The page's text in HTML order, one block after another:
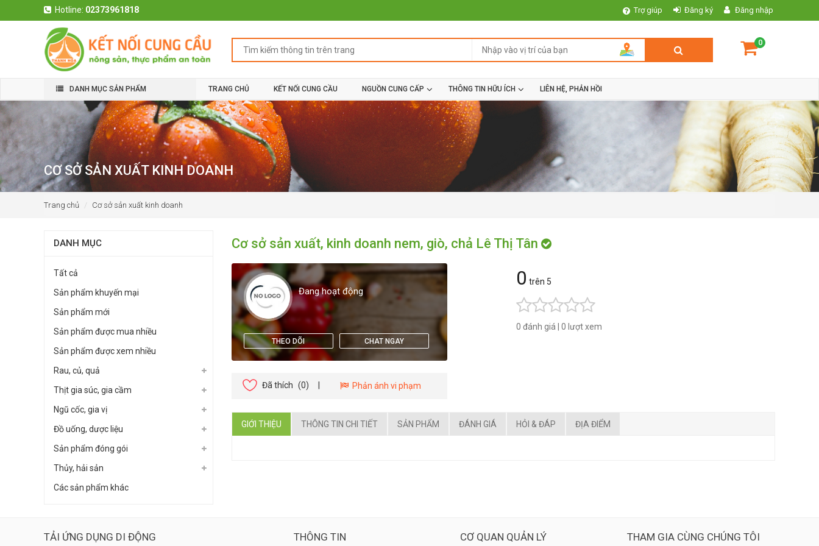
Hotline: 02373961818 Trợ giúp Đăng ký Đăng nhập
0
DANH MỤC SẢN PHẨM TRANG CHỦ KẾT NỐI CUNG CẦU NGUỒN CUNG CẤP THÔNG TIN HỮU ÍCH LIÊN HỆ, PHẢN HỒI
CƠ SỞ SẢN XUẤT KINH DOANH
Trang chủ Cơ sở sản xuất kinh doanh
DANH MỤC
Tất cả
Sản phẩm khuyến mại
Sản phẩm mới
Sản phẩm được mua nhiều
Sản phẩm được xem nhiều
Rau, củ, quả
Thịt gia súc, gia cầm
Ngũ cốc, gia vị
Đồ uống, dược liệu
Sản phẩm đóng gói
Thủy, hải sản
Các sản phẩm khác
Cơ sở sản xuất, kinh doanh nem, giò, chả Lê Thị Tân
Đang hoạt động
THEO DÕI CHAT NGAY
Đã thích (0) Phản ánh vi phạm
0 trên 5
0 đánh giá 0 lượt xem
GIỚI THIỆU THÔNG TIN CHI TIẾT SẢN PHẨM ĐÁNH GIÁ HỎI & ĐÁP ĐỊA ĐIỂM
TẢI ỨNG DỤNG DI ĐỘNG THÔNG TIN CƠ QUAN QUẢN LÝ THAM GIA CÙNG CHÚNG TÔI